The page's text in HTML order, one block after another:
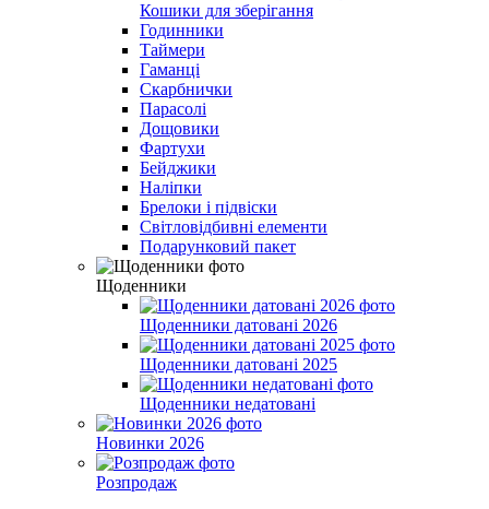
Кошики для зберігання
Годинники
Таймери
Гаманці
Скарбнички
Парасолі
Дощовики
Фартухи
Бейджики
Наліпки
Брелоки і підвіски
Світловідбивні елементи
Подарунковий пакет
Щоденники
Щоденники датовані 2026
Щоденники датовані 2025
Щоденники недатовані
Новинки 2026
Розпродаж